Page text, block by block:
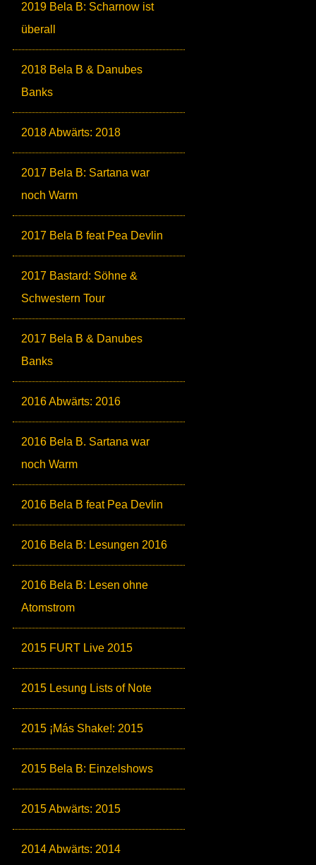
2019 Bela B: Scharnow ist
überall
2018 Bela B & Danubes
Banks
2018 Abwärts: 2018
2017 Bela B: Sartana war
noch Warm
2017 Bela B feat Pea Devlin
2017 Bastard: Söhne &
Schwestern Tour
2017 Bela B & Danubes
Banks
2016 Abwärts: 2016
2016 Bela B. Sartana war
noch Warm
2016 Bela B feat Pea Devlin
2016 Bela B: Lesungen 2016
2016 Bela B: Lesen ohne
Atomstrom
2015 FURT Live 2015
2015 Lesung Lists of Note
2015 ¡Más Shake!: 2015
2015 Bela B: Einzelshows
2015 Abwärts: 2015
2014 Abwärts: 2014